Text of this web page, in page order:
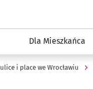
Dla Mieszkańca
ulice i place we Wrocławiu